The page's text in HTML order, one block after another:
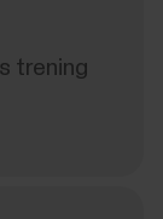
trening